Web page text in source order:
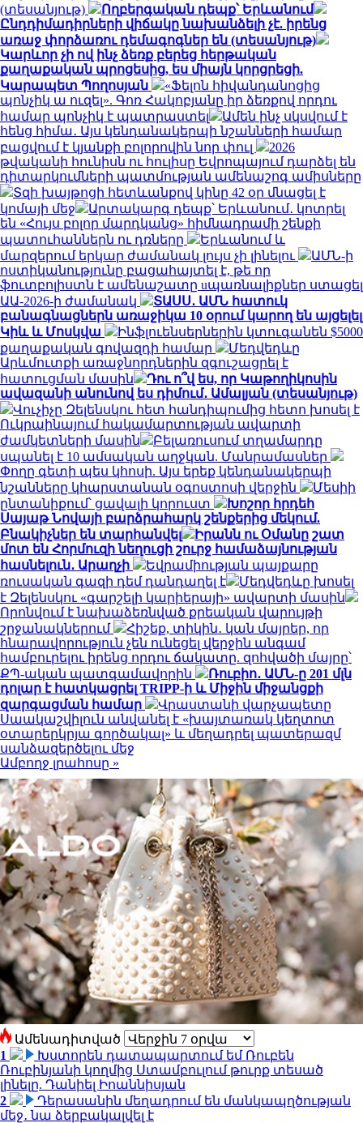
(տեսանյութ)
Ողբերգական դեպք՝ Երևանում
Ընդդիմադիրների վիճակը նախանձելի չէ. իրենց
առաջ փորձառու դեմագոգներ են (տեսանյութ)
Կարևոր չի ով ինչ ձեռք բերեց հերթական
քաղաքական պրոցեսից, ես միայն կորցրեցի.
Կարապետ Պողոսյան
«Ֆելոն հիվանդանոցից
պոնչիկ ա ուզել». Գոռ Հակոբյանը իր ձեռքով որդու
համար պոնչիկ է պատրաստել
Ամեն ինչ սկսվում է
հենց հիմա․ Այս կենդանակերպի նշանների համար
բացվում է կյանքի բոլորովին նոր փուլ
2026
թվականի հունիսն ու հուլիսը Եվրոպայում դարձել են
դիտարկումների պատմության ամենաշոգ ամիսները
Տզի խայթոցի հետևանքով կինը 42 օր մնացել է
կոմայի մեջ
Արտակարգ դեպք՝ Երևանում․ կոտրել
են «Հույս բոլոր մարդկանց» հիմնադրամի շենքի
պատուհաններն ու դռները
Երևանում և
մարզերում երկար ժամանակ լույս չի լինելու
ԱՄՆ-ի
ոստիկանությունը բացահայտել է, թե որ
ֆուտբոլիստն է ամենաշատը uպառնալիքներ ստացել
ԱԱ-2026-ի ժամանակ
ՏԱՍՍ․ ԱՄՆ հատուկ
բանագնացներն առաջիկա 10 օրում կարող են այցելել
Կիև և Մոսկվա
Ինֆլուենսերներին կտուգանեն $5000
քաղաքական գովազդի համար
Մեդվեդևը
Արևմուտքի առաջնորդներին զգուշացրել է
հատուցման մասին
Դու ո՞վ ես, որ Կաթողիկոսին
ավազանի անունով ես դիմում․ Ամալյան (տեսանյութ)
Վուչիչը Զելենսկու հետ հանդիպումից հետո խոսել է
Ուկրաինայում հակամարտության ավարտի
ժամկետների մասին
Բելառուսում տղամարդը
սպանել է 10 ամսական աղջկան. Մանրամասներ
Փողը գետի պես կհոսի. Այս երեք կենդանակերպի
նշանները կհարստանան օգոստոսի վերջին
Մեսիի
ընտանիքում՝ ցավալի կորուստ
Խոշոր հրդեհ
Սայաթ Նովայի բարձրահարկ շենքերից մեկում.
Բնակիչներ են տարհանվել
Իրանն ու Օմանը շատ
մոտ են Հորմուզի նեղուցի շուրջ համաձայնության
հասնելուն․ Արաղչի
Եվրամիության պայքարը
ռուսական գազի դեմ դանդաղել է
Մեդվեդևը խոսել
է Զելենսկու «գարշելի կարիերայի» ավարտի մասին
Որոնվում է նախաձեռնված քրեական վարույթի
շրջանակներում
Հիշեք, տիկին․ կան մայրեր, որ
հնարավորություն չեն ունեցել վերջին անգամ
համբուրելու իրենց որդու ճակատը. զոհվածի մայրը՝
ՔՊ-ական պատգամավորին
Ռուբիո․ ԱՄՆ-ը 201 մլն
դոլար է հատկացրել TRIPP-ի և Միջին միջանցքի
զարգացման համար
Վրաստանի վարչապետը
Սաակաշվիլուն անվանել է «խայտառակ կեղտոտ
օտարերկրյա գործակալ» և մեղադրել պատերազմ
սանձազերծելու մեջ
Ամբողջ լրահոսը »
Ամենադիտված
1
Խստորեն դատապարտում եմ Ռուբեն
Ռուբինյանի կողմից Ստամբուլում թուրք տեսած
լինելը. Դանիել Իոաննիսյան
2
Դերասանին մեղադրում են մանկապղծության
մեջ․ նա ձերբակալվել է